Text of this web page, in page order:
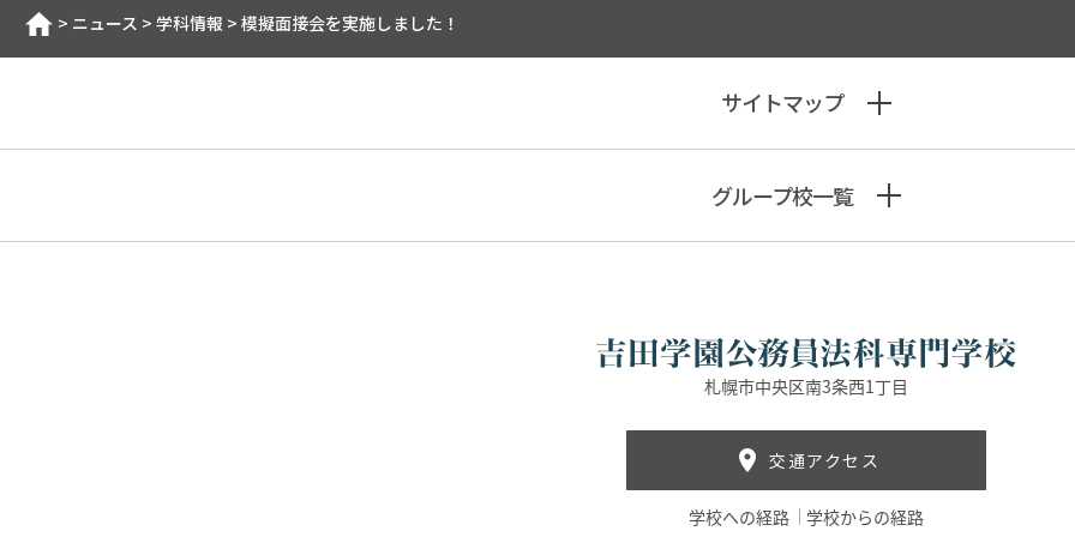
ホーム
> ニュース > 学科情報 > 模擬面接会を実施しました！
サイトマップ
グループ校一覧
札幌市中央区南3条西1丁目
交通アクセス
学校への経路 学校からの経路